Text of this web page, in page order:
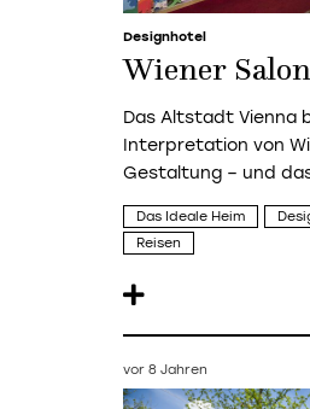
Designhotel
Wiener Salon
Das Altstadt Vienna
Interpretation von
Gestaltung – und
Das Ideale Heim
Reisen
vor 8 Jahren